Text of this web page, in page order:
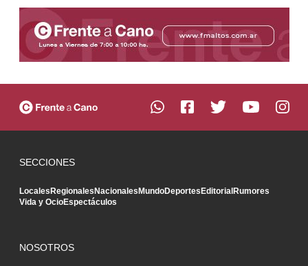
SECCIONES
LocalesRegionalesNacionalesMundoDeportesEditorialRumores
Vida y OcioEspectáculos
NOSOTROS